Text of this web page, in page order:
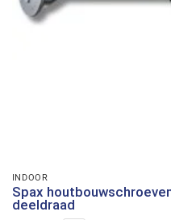
INDOOR
Spax
deeldraad